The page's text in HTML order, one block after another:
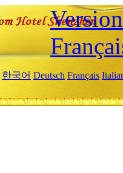
한국어 Deutsch Français